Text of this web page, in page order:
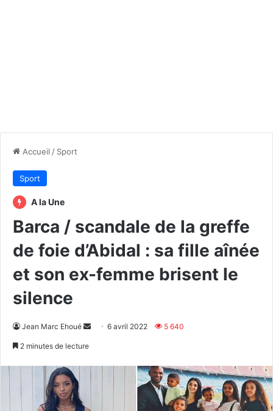
Accueil / Sport
Sport
A la Une
Barca / scandale de la greffe
de foie d’Abidal : sa fille aînée
et son ex-femme brisent le
silence
Jean Marc Ehoué
Envoyer6 avril 2022 5 640
2 minutes de lecture